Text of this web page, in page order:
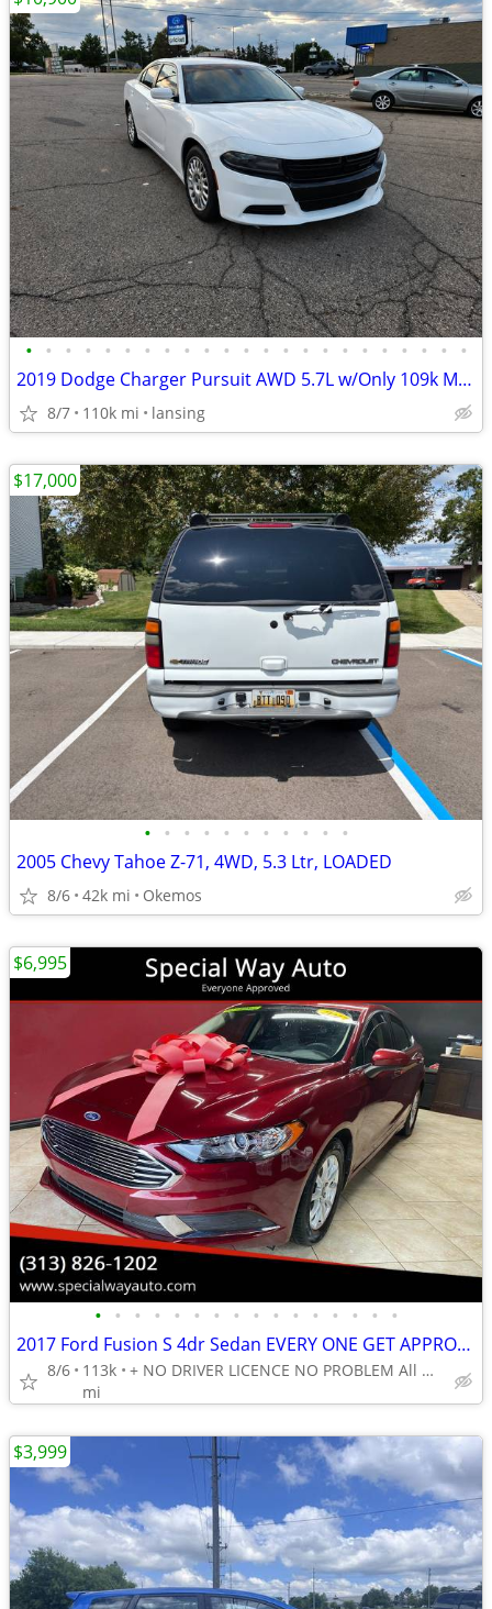
• • • • • • • • • • • • • • • • • • • • • • •
2019 Dodge Charger Pursuit AWD 5.7L w/Only 109k Miles!
8/7 110k mi lansing
• • • • • • • • • • •
2005 Chevy Tahoe Z-71, 4WD, 5.3 Ltr, LOADED
8/6 42k mi Okemos
$17,000
• • • • • • • • • • • • • • • •
2017 Ford Fusion S 4dr Sedan EVERY ONE GET APPROVED 0 DOWN
8/6
113k
mi
+ NO DRIVER LICENCE NO PROBLEM All DONE IN HOUSE PLATE TITLE
$6,995
$3,999